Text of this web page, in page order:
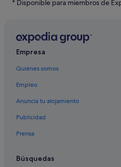
Casas privadas de vacaciones en
Portomarín hoteles
Hoteles de 4 estrellas en Portomarín
Hoteles de 4 estrellas en Currelos
Hoteles con wifi en Portomarín
Villas en Portomarín
* Disponible para miembros de
Empresa
Quiénes somos
Empleo
Anuncia tu alojamiento
Publicidad
Prensa
Búsquedas